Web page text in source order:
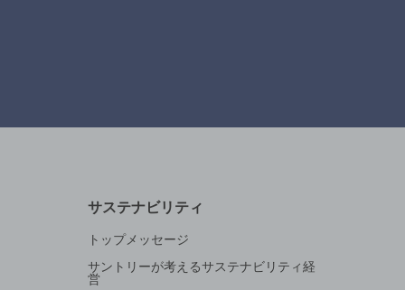
サステナビリティ
トップメッセージ
サントリーが考えるサステナビリティ経
営